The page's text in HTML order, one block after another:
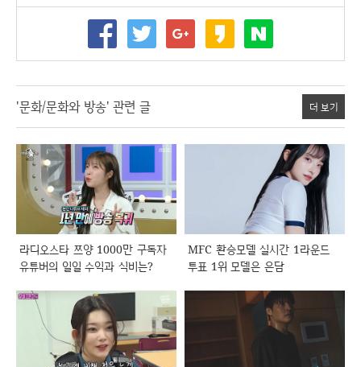
'문화/문화와 방송' 관련 글 더 보기
라디오스타 쯔양 1000만 구독자
유튜버의 일일 수익과 식비는?
MFC 환승모델 실시간 1라운드
투표 1위 모델은 은담